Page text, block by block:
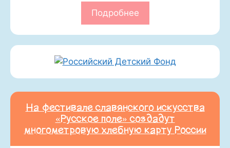
Подробнее
На фестивале славянского искусства
«Русское поле» создадут
многометровую хлебную карту России